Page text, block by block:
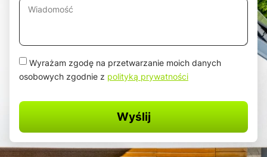
Wyrażam zgodę na przetwarzanie moich danych
osobowych zgodnie z polityką prywatności
Wyślij